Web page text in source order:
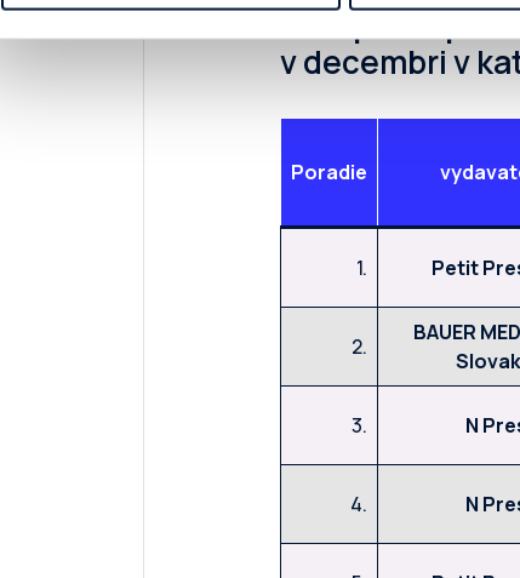
Prvá päťka
v decembri v
Poradie
1. Petit
2.
BAUER
3. N
4. N